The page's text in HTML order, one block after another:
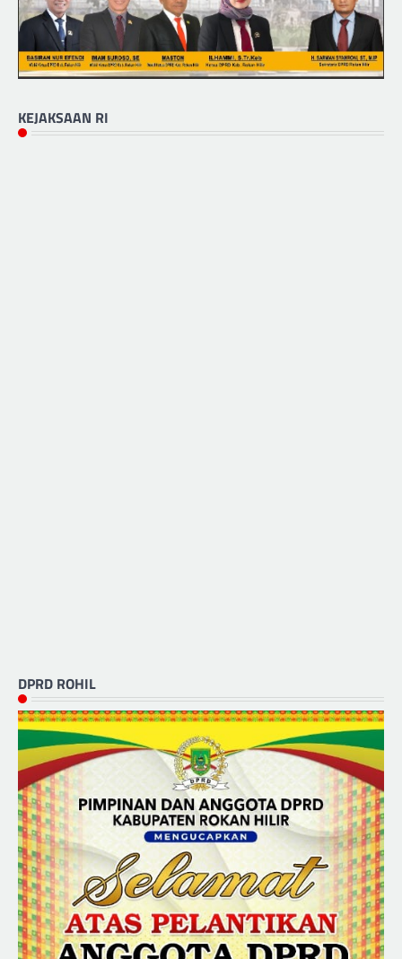
KEJAKSAAN RI
DPRD ROHIL